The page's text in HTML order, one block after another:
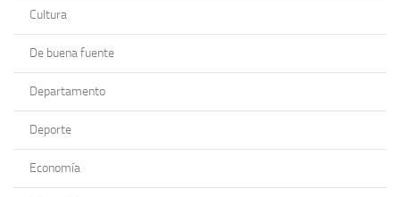
Cultura
De buena fuente
Departamento
Deporte
Economía